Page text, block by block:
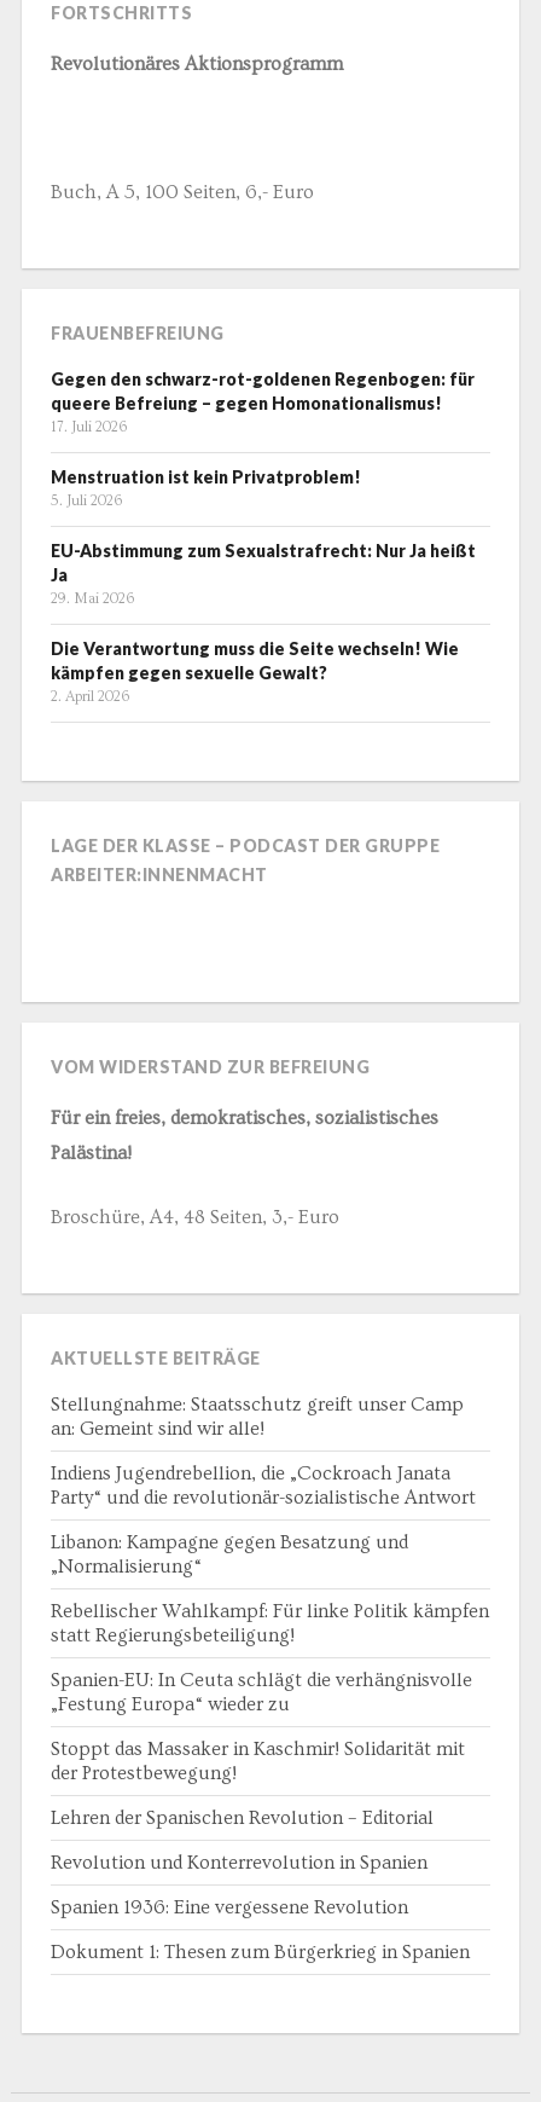
FORTSCHRITTS
Revolutionäres Aktionsprogramm
Buch, A 5, 100 Seiten, 6,- Euro
FRAUENBEFREIUNG
Gegen den schwarz-rot-goldenen Regenbogen: für
queere Befreiung – gegen Homonationalismus!
17. Juli 2026
Menstruation ist kein Privatproblem!
5. Juli 2026
EU-Abstimmung zum Sexualstrafrecht: Nur Ja heißt
Ja
29. Mai 2026
Die Verantwortung muss die Seite wechseln! Wie
kämpfen gegen sexuelle Gewalt?
2. April 2026
LAGE DER KLASSE – PODCAST DER GRUPPE
ARBEITER:INNENMACHT
VOM WIDERSTAND ZUR BEFREIUNG
Für ein freies, demokratisches, sozialistisches
Palästina!
Broschüre, A4, 48 Seiten, 3,- Euro
AKTUELLSTE BEITRÄGE
Stellungnahme: Staatsschutz greift unser Camp
an: Gemeint sind wir alle!
Indiens Jugendrebellion, die „Cockroach Janata
Party“ und die revolutionär-sozialistische Antwort
Libanon: Kampagne gegen Besatzung und
„Normalisierung“
Rebellischer Wahlkampf: Für linke Politik kämpfen
statt Regierungsbeteiligung!
Spanien-EU: In Ceuta schlägt die verhängnisvolle
„Festung Europa“ wieder zu
Stoppt das Massaker in Kaschmir! Solidarität mit
der Protestbewegung!
Lehren der Spanischen Revolution – Editorial
Revolution und Konterrevolution in Spanien
Spanien 1936: Eine vergessene Revolution
Dokument 1: Thesen zum Bürgerkrieg in Spanien